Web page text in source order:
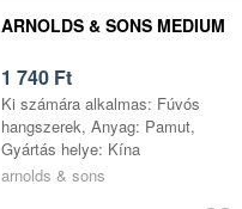
ARNOLDS & SONS MEDIUM
1 740 Ft
Ki számára alkalmas: Fúvós
hangszerek, Anyag: Pamut,
Gyártás helye: Kína
arnolds & sons